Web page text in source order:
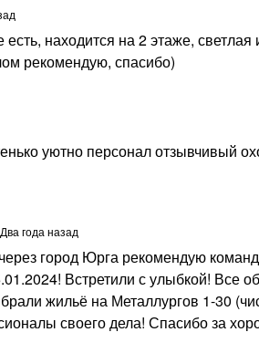
находится на 2 этаже,
рекомендую, спасибо)
уютно персонал отзывчивый
Два года назад
город Юрга рекомендую
Встретили с улыбкой! Все
жильё на Металлургов 1-30
своего дела! Спасибо за